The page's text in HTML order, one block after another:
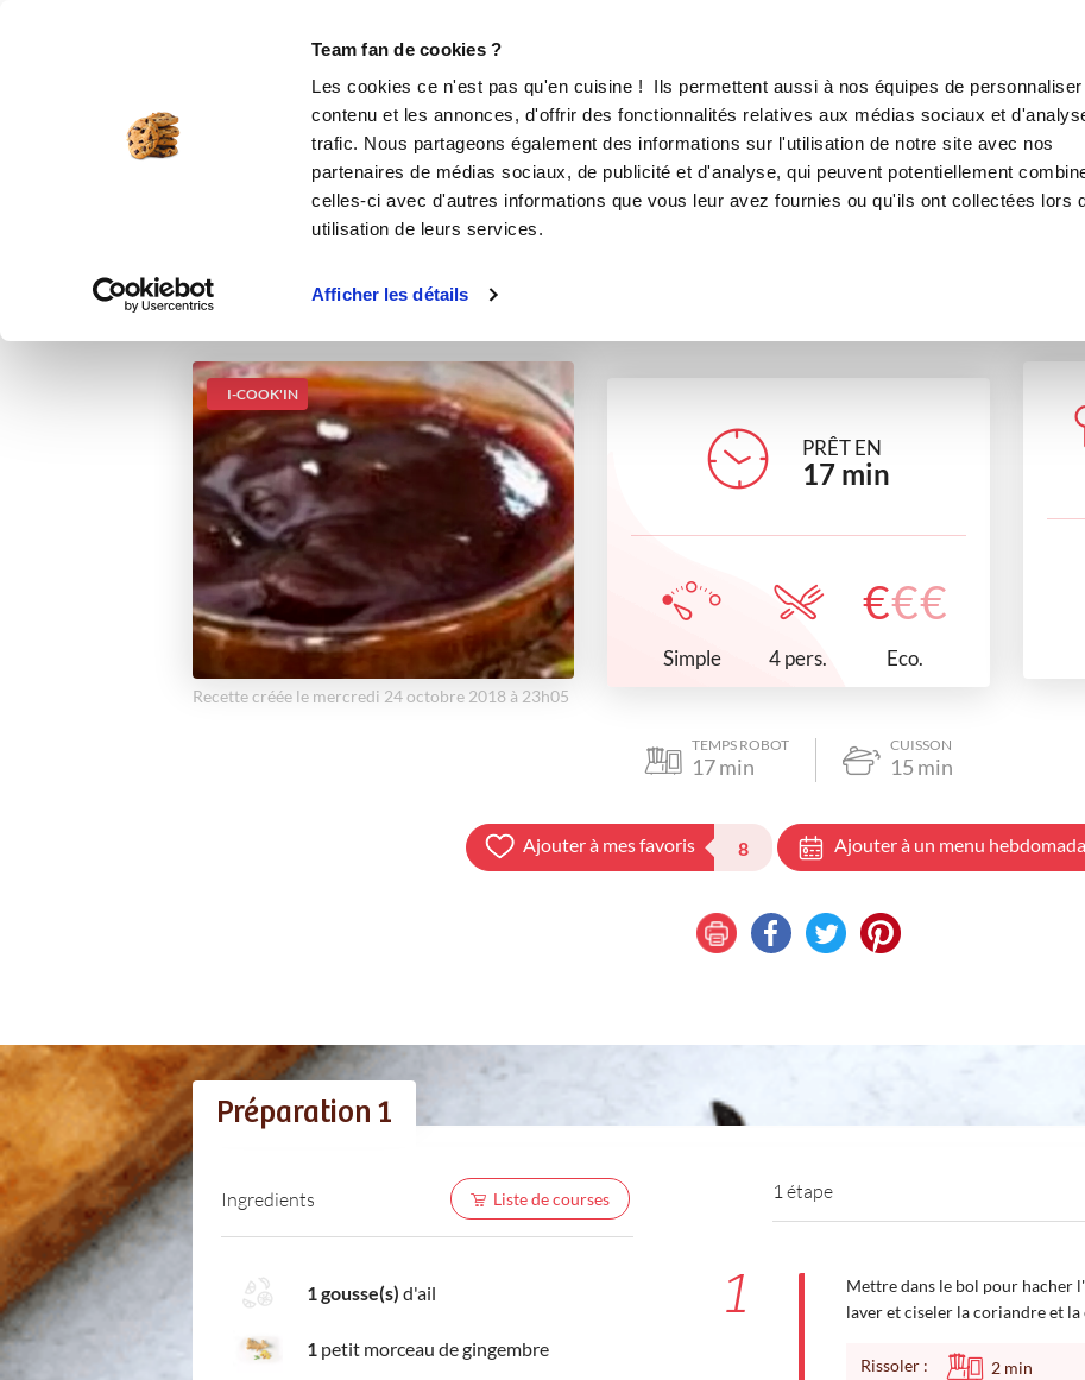
Team fan de cookies ?
Les cookies ce n'est pas qu'en cuisine ! Ils permettent aussi à nos équipes de personnaliser
contenu et les annonces, d'offrir des fonctionnalités relatives aux médias sociaux et
trafic. Nous partageons également des informations sur l'utilisation de notre site avec nos
partenaires de médias sociaux, de publicité et d'analyse, qui peuvent potentiellement
celles-ci avec d'autres informations que vous leur avez fournies ou qu'ils ont collectées lors
utilisation de leurs services.
Afficher les détails
Vinaigrette thaï version light
sauces Recettes minceur
I-COOK'IN
Recette créée le mercredi 24 octobre 2018 à 23h05
PRÊT EN
17 min
Simple 4 pers.
€€€
Eco.
TEMPS ROBOT
17min
CUISSON
15 min
Ajouter à mes favoris 8 Ajouter à un menu
Préparation 1
Ingredients Liste de courses
1 gousse(s) d'ail
1 petit morceau de gingembre
1 étape
1
Mettre dans le bol pour hacher
laver et ciseler la coriandre et
Rissoler : 2 min